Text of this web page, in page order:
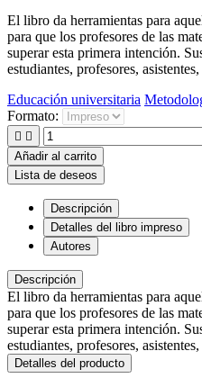
El libro da herramientas para
para que los profesores de las
superar esta primera intención.
estudiantes, profesores,
Educación universitaria
Formato:
 
Añadir al carrito
Lista de deseos
Descripción
Detalles del libro impreso
Autores
Descripción
El libro da herramientas para
para que los profesores de las
superar esta primera intención.
estudiantes, profesores,
Detalles del producto